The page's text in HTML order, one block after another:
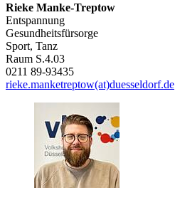
Rieke Manke-Treptow
Entspannung
Gesundheitsfürsorge
Sport, Tanz
Raum S.4.03
0211 89-93435
rieke.manketreptow(at)duesseldorf.de